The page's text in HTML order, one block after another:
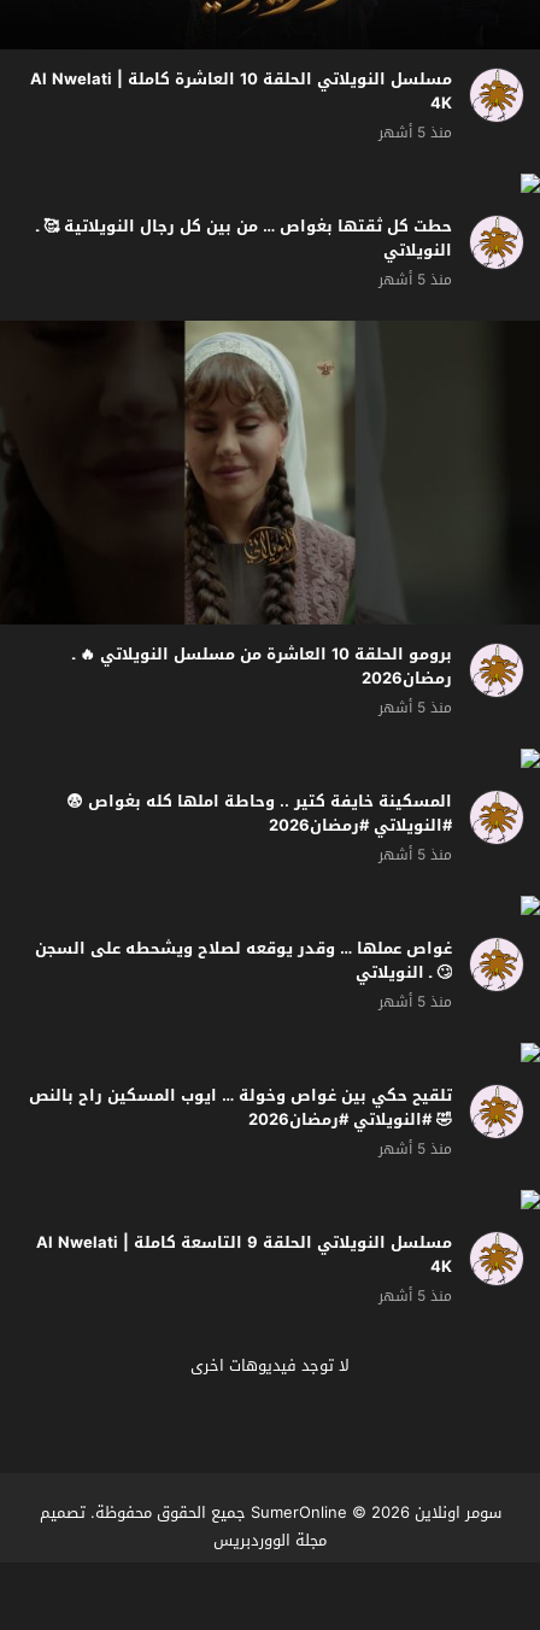
مسلسل النويلاتي الحلقة 10 العاشرة كاملة | Al Nwelati
4K
منذ 5 أشهر
حطت كل ثقتها بغواص … من بين كل رجال النويلاتية 🥰 ـ
النويلاتي
منذ 5 أشهر
برومو الحلقة 10 العاشرة من مسلسل النويلاتي 🔥 ـ
رمضان2026
منذ 5 أشهر
المسكينة خايفة كتير .. وحاطة املها كله بغواص 😨
#النويلاتي #رمضان2026
منذ 5 أشهر
غواص عملها … وقدر يوقعه لصلاح ويشحطه على السجن
🙄 ـ النويلاتي
منذ 5 أشهر
تلقيح حكي بين غواص وخولة … ايوب المسكين راح بالنص
🤣 #النويلاتي #رمضان2026
منذ 5 أشهر
مسلسل النويلاتي الحلقة 9 التاسعة كاملة | Al Nwelati
4K
منذ 5 أشهر
لا توجد فيديوهات اخرى
سومر اونلاين SumerOnline© 2026 جميع الحقوق محفوظة. تصميم
مجلة الووردبريس